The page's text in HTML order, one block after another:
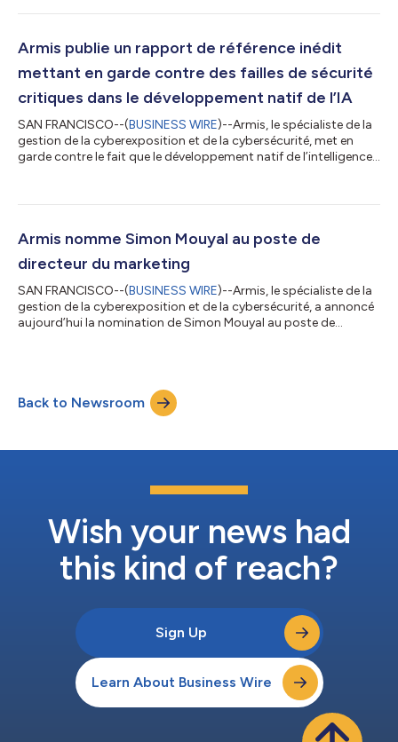
suivantes : Armis Centrix™ a remporté le prix de la « Meilleure
Armis nommée « Entreprise de cybersécurité choisie par les
éditeurs »...
Armis publie un rapport de référence inédit
mettant en garde contre des failles de sécurité
critiques dans le développement natif de l’IA
SAN FRANCISCO--(BUSINESS WIRE)--Armis, le spécialiste de la
gestion de la cyberexposition et de la cybersécurité, met en
garde contre le fait que le développement natif de l’intelligence
vulnérabilités systémiques. Une nouvelle étude, menée par Armis
évalué 18 modèles d’IA générative de premier plan dans 31
Armis nomme Simon Mouyal au poste de
directeur du marketing
SAN FRANCISCO--(BUSINESS WIRE)--Armis, le spécialiste de la
gestion de la cyberexposition et de la cybersécurité, a annoncé
aujourd’hui la nomination de Simon Mouyal au poste de
dans son segment et de stimuler la demande pour Armis
Centrix™, la plateforme Armis de gestion de l’exposition aux
Back to Newsroom
Wish your news had
this kind of reach?
Sign Up
Learn About Business Wire